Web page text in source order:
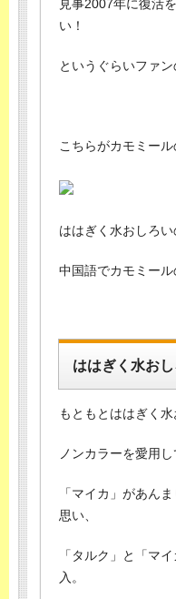
見事2007年に復活
い！
というぐらいファ
こちらがカモミー
ははぎく水おしろ
中国語でカモミール
ははぎく水お
もともとははぎく
ノンカラーを愛用
「マイカ」があん
思い、
「タルク」と「マ
入。